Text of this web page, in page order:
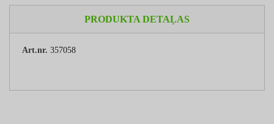
PRODUKTA DETAĻAS
Art.nr. 357058